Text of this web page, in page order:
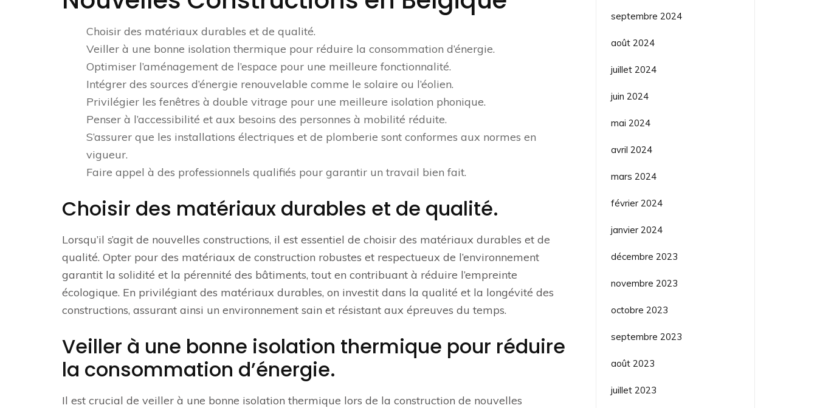
Choisir des matériaux durables et de qualité.
Veiller à une bonne isolation thermique pour réduire la consommation d’énergie.
Optimiser l’aménagement de l’espace pour une meilleure fonctionnalité.
Intégrer des sources d’énergie renouvelable comme le solaire ou l’éolien.
Privilégier les fenêtres à double vitrage pour une meilleure isolation phonique.
Penser à l’accessibilité et aux besoins des personnes à mobilité réduite.
S’assurer que les installations électriques et de plomberie sont conformes aux normes en
vigueur.
Faire appel à des professionnels qualifiés pour garantir un travail bien fait.
Choisir des matériaux durables et de qualité.
Lorsqu’il s’agit de nouvelles constructions, il est essentiel de choisir des matériaux durables et de
qualité. Opter pour des matériaux de construction robustes et respectueux de l’environnement
garantit la solidité et la pérennité des bâtiments, tout en contribuant à réduire l’empreinte
écologique. En privilégiant des matériaux durables, on investit dans la qualité et la longévité des
constructions, assurant ainsi un environnement sain et résistant aux épreuves du temps.
Veiller à une bonne isolation thermique pour réduire
la consommation d’énergie.
Il est crucial de veiller à une bonne isolation thermique lors de la construction de nouvelles
septembre 2024
août 2024
juillet 2024
juin 2024
mai 2024
avril 2024
mars 2024
février 2024
janvier 2024
décembre 2023
novembre 2023
octobre 2023
septembre 2023
août 2023
juillet 2023